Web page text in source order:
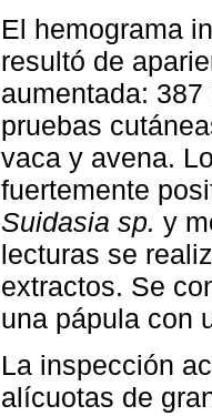
El hemograma
resultó de
aumentada:
pruebas
vaca y avena.
fuertemente
Suidasia sp. y
lecturas se
extractos. Se
una pápula con
La inspección
alícuotas de